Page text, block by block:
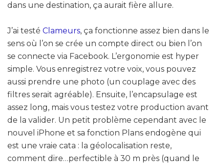
dans une destination, ça aurait fière allure.
J’ai testé Clameurs, ça fonctionne assez bien dans le
sens où l’on se crée un compte direct ou bien l’on
se connecte via Facebook. L’ergonomie est hyper
simple. Vous enregistrez votre voix, vous pouvez
aussi prendre une photo (un couplage avec des
filtres serait agréable). Ensuite, l’encapsulage est
assez long, mais vous testez votre production avant
de la valider. Un petit problème cependant avec le
nouvel iPhone et sa fonction Plans endogène qui
est une vraie cata : la géolocalisation reste,
comment dire…perfectible à 30 m près (quand le